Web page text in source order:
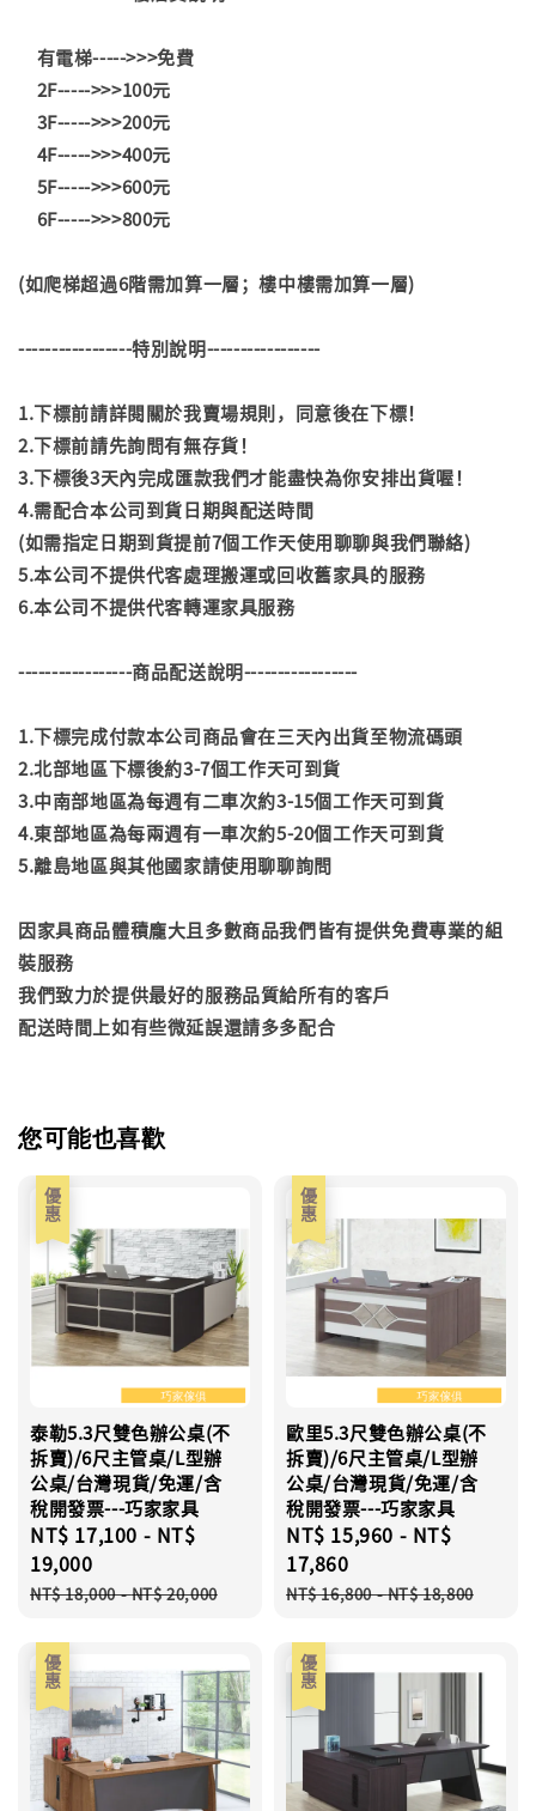
有電梯----->>>免費
2F----->>>100元
3F----->>>200元
4F----->>>400元
5F----->>>600元
6F----->>>800元
(如爬梯超過6階需加算一層；樓中樓需加算一層)
-----------------特別說明-----------------
1.下標前請詳閱關於我賣場規則，同意後在下標！
2.下標前請先詢問有無存貨！
3.下標後3天內完成匯款我們才能盡快為你安排出貨喔！
4.需配合本公司到貨日期與配送時間
(如需指定日期到貨提前7個工作天使用聊聊與我們聯絡)
5.本公司不提供代客處理搬運或回收舊家具的服務
6.本公司不提供代客轉運家具服務
-----------------商品配送說明-----------------
1.下標完成付款本公司商品會在三天內出貨至物流碼頭
2.北部地區下標後約3-7個工作天可到貨
3.中南部地區為每週有二車次約3-15個工作天可到貨
4.東部地區為每兩週有一車次約5-20個工作天可到貨
5.離島地區與其他國家請使用聊聊詢問
因家具商品體積龐大且多數商品我們皆有提供免費專業的組
裝服務
我們致力於提供最好的服務品質給所有的客戶
配送時間上如有些微延誤還請多多配合
您可能也喜歡
優惠
泰勒5.3尺雙色辦公桌(不
拆賣)/6尺主管桌/L型辦
公桌/台灣現貨/免運/含
稅開發票---巧家家具
Sale
price
NT$ 17,100 - NT$
19,000
Regular
NT$ 18,000-NT$ 20,000
優惠
歐里5.3尺雙色辦公桌(不
拆賣)/6尺主管桌/L型辦
公桌/台灣現貨/免運/含
稅開發票---巧家家具
Sale
price
NT$ 15,960 - NT$
17,860
Regular
NT$ 16,800-NT$ 18,800
優惠 優惠